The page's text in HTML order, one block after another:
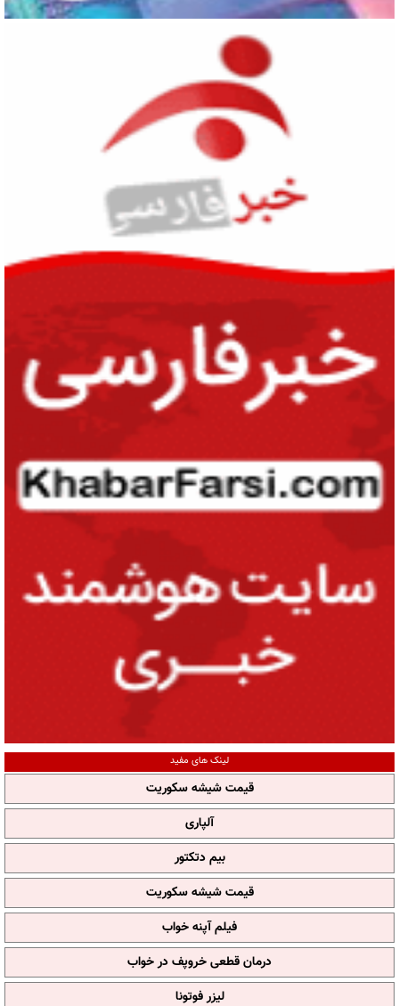
لینک های مفید
قیمت شیشه سکوریت
آلپاری
بیم دتکتور
قیمت شیشه سکوریت
فیلم آپنه خواب
درمان قطعی خروپف در خواب
لیزر فوتونا